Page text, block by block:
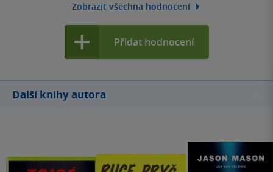
Zobrazit všechna hodnocení
Přidat hodnocení
Další knihy autora